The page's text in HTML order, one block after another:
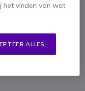
het vinden van wat
ALLES